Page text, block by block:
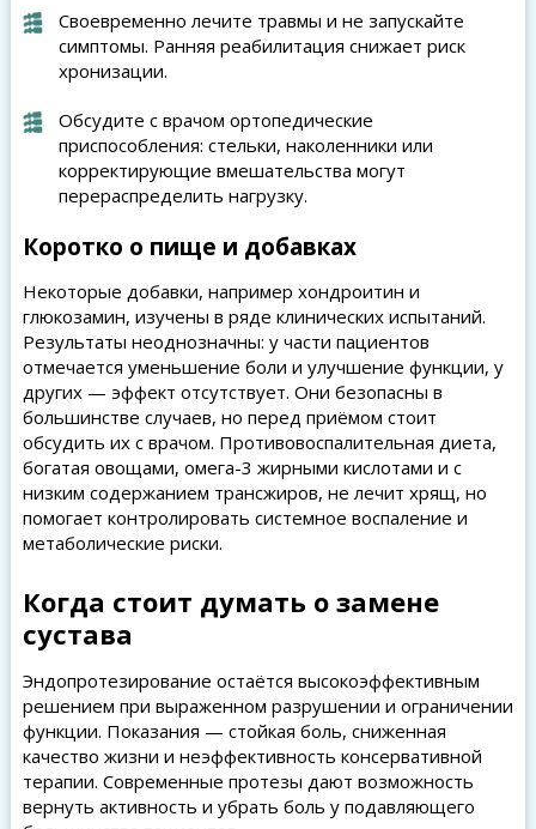
Своевременно лечите травмы и не запускайте
симптомы. Ранняя реабилитация снижает риск
хронизации.
Обсудите с врачом ортопедические
приспособления: стельки, наколенники или
корректирующие вмешательства могут
перераспределить нагрузку.
Коротко о пище и добавках
Некоторые добавки, например хондроитин и
глюкозамин, изучены в ряде клинических испытаний.
Результаты неоднозначны: у части пациентов
отмечается уменьшение боли и улучшение функции, у
других — эффект отсутствует. Они безопасны в
большинстве случаев, но перед приёмом стоит
обсудить их с врачом. Противовоспалительная диета,
богатая овощами, омега-3 жирными кислотами и с
низким содержанием трансжиров, не лечит хрящ, но
помогает контролировать системное воспаление и
метаболические риски.
Когда стоит думать о замене
сустава
Эндопротезирование остаётся высокоэффективным
решением при выраженном разрушении и ограничении
функции. Показания — стойкая боль, сниженная
качество жизни и неэффективность консервативной
терапии. Современные протезы дают возможность
вернуть активность и убрать боль у подавляющего